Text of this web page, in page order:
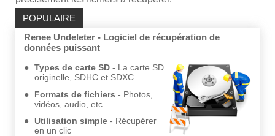
POPULAIRE
Renee Undeleter - Logiciel de récupération de
données puissant
Types de carte SD
La carte SD
originelle, SDHC et SDXC
Formats de fichiers
Photos,
vidéos, audio, etc
Utilisation simple
Récupérer
en un clic